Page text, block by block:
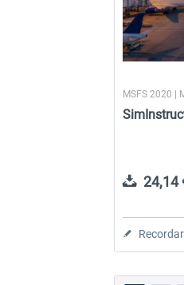
MSFS 2020 |
24,14
Recordar